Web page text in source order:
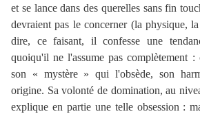
et se lance dans des querelles sans fin
devraient pas le concerner (la physique,
dire, ce faisant, il confesse une
quoiqu'il ne l'assume pas complètement
son « mystère » qui l'obsède, son
origine. Sa volonté de domination, au
explique en partie une telle obsession :